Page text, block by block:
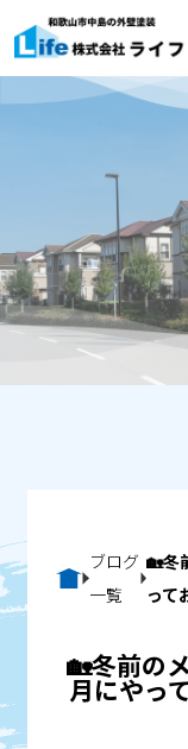
ブログ
一覧
🏡冬
って
🏡冬前の
月にやっ